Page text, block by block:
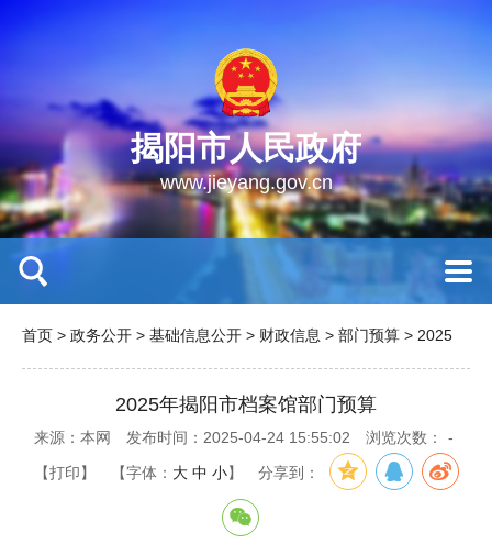
揭阳市人民政府
www.jieyang.gov.cn
首页 > 政务公开 > 基础信息公开 > 财政信息 > 部门预算 > 2025
2025年揭阳市档案馆部门预算
来源：本网 发布时间：2025-04-24 15:55:02 浏览次数： -
【打印】 【字体： 大 中 小】 分享到：